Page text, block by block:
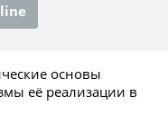
основы
её реализации в